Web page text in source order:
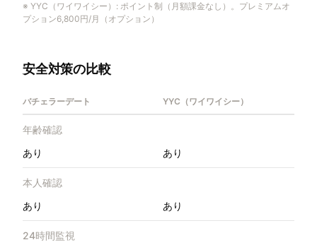
※ YYC（ワイワイシー） : ポイント制（月額課金なし）。プレミアムオ
プション6,800円/月（オプション）
安全対策の比較
バチェラーデート YYC（ワイワイシー）
年齢確認
あり
あり
本人確認
あり
あり
24時間監視